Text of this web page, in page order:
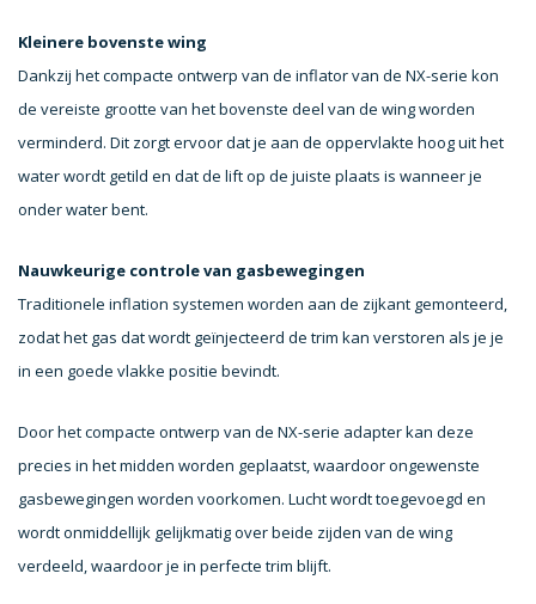
Kleinere bovenste wing
Dankzij het compacte ontwerp van de inflator van de NX-serie kon
de vereiste grootte van het bovenste deel van de wing worden
verminderd. Dit zorgt ervoor dat je aan de oppervlakte hoog uit het
water wordt getild en dat de lift op de juiste plaats is wanneer je
onder water bent.
Nauwkeurige controle van gasbewegingen
Traditionele inflation systemen worden aan de zijkant gemonteerd,
zodat het gas dat wordt geïnjecteerd de trim kan verstoren als je je
in een goede vlakke positie bevindt.
Door het compacte ontwerp van de NX-serie adapter kan deze
precies in het midden worden geplaatst, waardoor ongewenste
gasbewegingen worden voorkomen. Lucht wordt toegevoegd en
wordt onmiddellijk gelijkmatig over beide zijden van de wing
verdeeld, waardoor je in perfecte trim blijft.